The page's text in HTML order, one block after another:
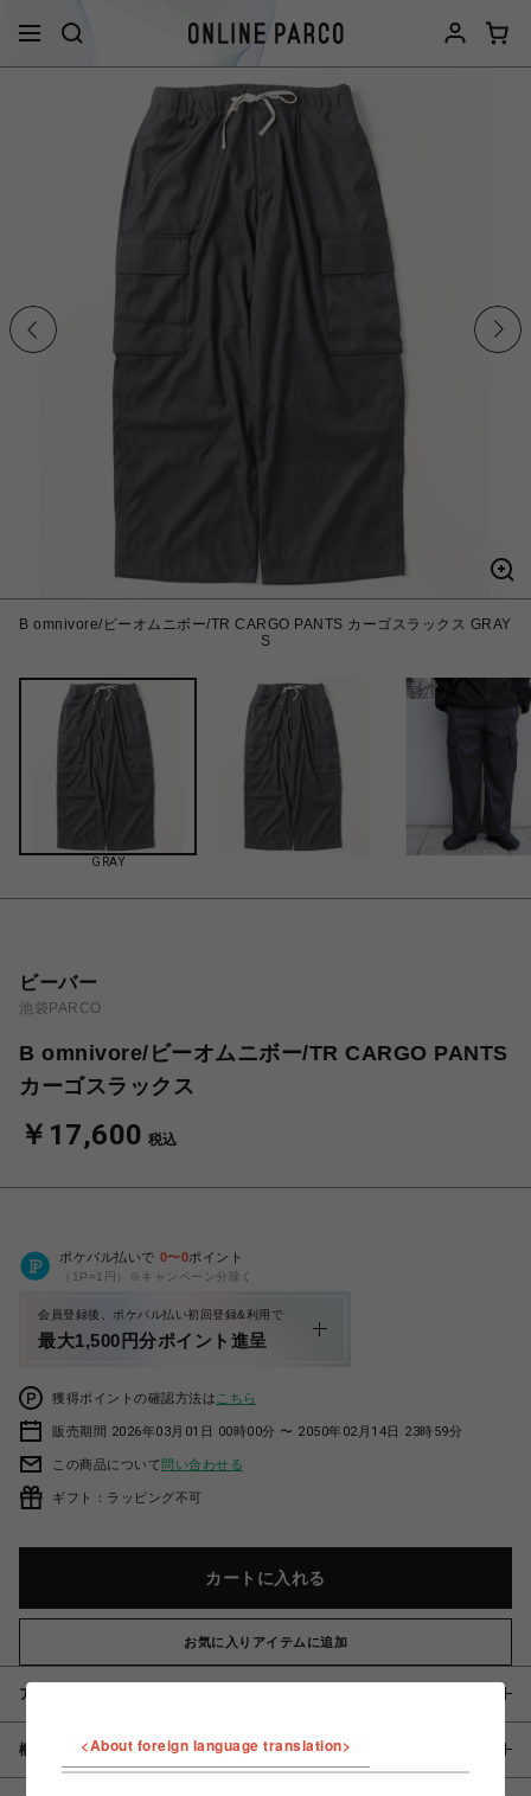
B omnivore/ビーオムニボー/TR CARGO PANTS カーゴスラックス GRAY
S
GRAY
ビーバー
池袋PARCO
B omnivore/ビーオムニボー/TR CARGO PANTS
カーゴスラックス
￥17,600 税込
ポケパル払いで 0〜0ポイント
（1P=1円）※キャンペーン分除く
会員登録後、ポケパル払い初回登録&利用で
最大1,500円分ポイント進呈
獲得ポイントの確認方法は こちら
販売期間 2026年03月01日 00時00分 〜 2050年02月14日 23時59分
この商品について問い合わせる
ギフト：ラッピング不可
カートに入れる
お気に入りアイテムに追加
アイテム説明 / 素材
概要 <About foreign language translation>